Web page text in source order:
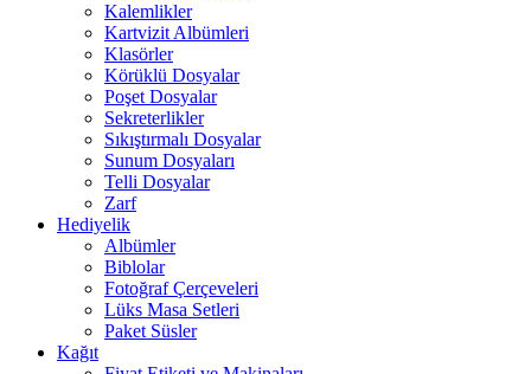
Kalemlikler
Kartvizit Albümleri
Klasörler
Körüklü Dosyalar
Poşet Dosyalar
Sekreterlikler
Sıkıştırmalı Dosyalar
Sunum Dosyaları
Telli Dosyalar
Zarf
Hediyelik
Albümler
Biblolar
Fotoğraf Çerçeveleri
Lüks Masa Setleri
Paket Süsler
Kağıt